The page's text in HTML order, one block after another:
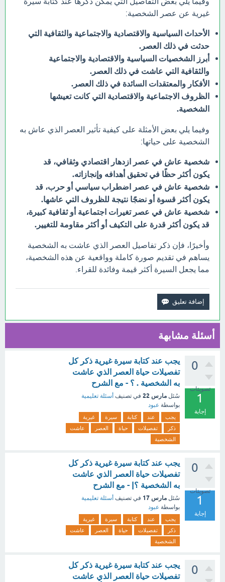
غيرية عن عصر الشخصية:
الأحداث السياسية والاقتصادية والاجتماعية والثقافية التي
حدثت في ذلك العصر.
أبرز الشخصيات السياسية والاقتصادية والاجتماعية
والثقافية التي عاشت في ذلك العصر.
الأفكار والمعتقدات السائدة في ذلك العصر.
الظروف الاجتماعية والاقتصادية التي كانت تعيشها
الشخصية.
وفيما يلي بعض الأمثلة على كيفية تأثير العصر الذي عاش به
الشخصية على حياتها:
شخصية عاش في عصر ازدهار اقتصادي وثقافي، قد
يكون أكثر حظًا في تحقيق أهدافه وإنجازاته.
شخصية عاش في عصر اضطراب سياسي أو حرب، قد
يكون أكثر قسوة أو نضجًا نتيجة للظروف التي عاشها.
شخصية عاش في عصر تغيرات اجتماعية أو ثقافية كبيرة،
قد يكون أكثر قدرة على التكيف أو أكثر مقاومة للتغيير.
وأخيرًا، فإن ذكر تفاصيل العصر الذي عاشت به الشخصية
يساهم في تقديم صورة كاملة وواقعية عن هذه الشخصية،
مما يجعل السيرة أكثر قيمة وفائدة للقراء.
أسئلة مشابهة
0
تصويتات
1
إجابة
يجب عند كتابة سيرة غيرية ذكر كل
تفصيلات حياة العصر الذي عاشت
به الشخصية . ؟ - مع الشرح
سُئل مارس 22 في تصنيف أسئلة تعليمية
بواسطة عبود
يجب عند كتابة سيرة
غيرية
ذكر
تفصيلات حياة العصر
عاشت
الشخصية
0
تصويتات
1
إجابة
يجب عند كتابة سيرة غيرية ذكر كل
تفصيلات حياة العصر الذي عاشت
به الشخصية ؟| - مع الشرح
سُئل مارس 17 في تصنيف أسئلة تعليمية
بواسطة عبود
يجب عند كتابة سيرة
غيرية
ذكر
تفصيلات حياة العصر
عاشت
الشخصية
0
يجب عند كتابة سيرة غيرية ذكر كل
تفصيلات حياة العصر الذي عاشت